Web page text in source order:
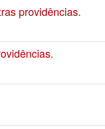
providências.